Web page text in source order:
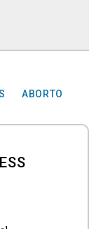
ABORTO